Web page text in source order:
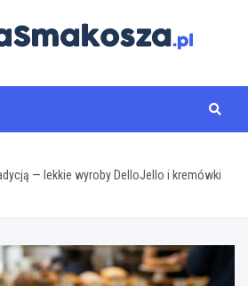
— lekkie wyroby DelloJello i kremówki